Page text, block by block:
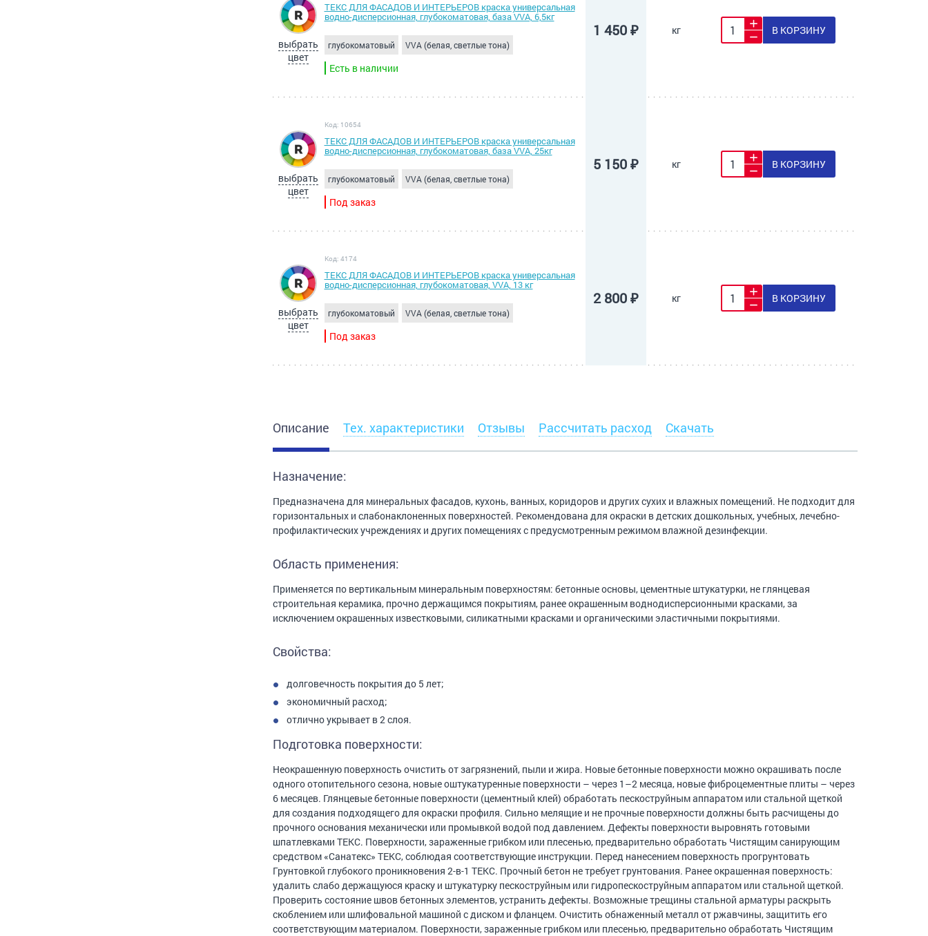
выбрать
цвет
ТЕКС ДЛЯ ФАСАДОВ И ИНТЕРЬЕРОВ краска универсальная
водно-дисперсионная, глубокоматовая, база VVA, 6,5кг
глубокоматовый VVA (белая, светлые тона)
Есть в наличии
1 450 ₽ кг В КОРЗИНУ
выбрать
цвет
Код: 10654
ТЕКС ДЛЯ ФАСАДОВ И ИНТЕРЬЕРОВ краска универсальная
водно-дисперсионная, глубокоматовая, база VVA, 25кг
глубокоматовый VVA (белая, светлые тона)
Под заказ
5 150 ₽ кг В КОРЗИНУ
выбрать
цвет
Код: 4174
ТЕКС ДЛЯ ФАСАДОВ И ИНТЕРЬЕРОВ краска универсальная
водно-дисперсионная, глубокоматовая, VVA, 13 кг
глубокоматовый VVA (белая, светлые тона)
Под заказ
2 800 ₽ кг В КОРЗИНУ
Описание Тех. характеристики Отзывы Рассчитать расход Скачать
Назначение:
Предназначена для минеральных фасадов, кухонь, ванных, коридоров и других сухих и влажных помещений. Не подходит для
горизонтальных и слабонаклоненных поверхностей. Рекомендована для окраски в детских дошкольных, учебных, лечебно-
профилактических учреждениях и других помещениях с предусмотренным режимом влажной дезинфекции.
Область применения:
Применяется по вертикальным минеральным поверхностям: бетонные основы, цементные штукатурки, не глянцевая
строительная керамика, прочно держащимся покрытиям, ранее окрашенным воднодисперсионными красками, за
исключением окрашенных известковыми, силикатными красками и органическими эластичными покрытиями.
Свойства:
долговечность покрытия до 5 лет;
экономичный расход;
отлично укрывает в 2 слоя.
Подготовка поверхности:
Неокрашенную поверхность очистить от загрязнений, пыли и жира. Новые бетонные поверхности можно окрашивать после
одного отопительного сезона, новые оштукатуренные поверхности – через 1–2 месяца, новые фиброцементные плиты – через
6 месяцев. Глянцевые бетонные поверхности (цементный клей) обработать пескоструйным аппаратом или стальной щеткой
для создания подходящего для окраски профиля. Сильно мелящие и не прочные поверхности должны быть расчищены до
прочного основания механически или промывкой водой под давлением. Дефекты поверхности выровнять готовыми
шпатлевками ТЕКС. Поверхности, зараженные грибком или плесенью, предварительно обработать Чистящим санирующим
средством «Санатекс» ТЕКС, соблюдая соответствующие инструкции. Перед нанесением поверхность прогрунтовать
Грунтовкой глубокого проникновения 2-в-1 ТЕКС. Прочный бетон не требует грунтования. Ранее окрашенная поверхность:
удалить слабо держащуюся краску и штукатурку пескоструйным или гидропескоструйным аппаратом или стальной щеткой.
Проверить состояние швов бетонных элементов, устранить дефекты. Возможные трещины стальной арматуры раскрыть
скоблением или шлифовальной машиной с диском и фланцем. Очистить обнаженный металл от ржавчины, защитить его
соответствующим материалом. Поверхности, зараженные грибком или плесенью, предварительно обработать Чистящим